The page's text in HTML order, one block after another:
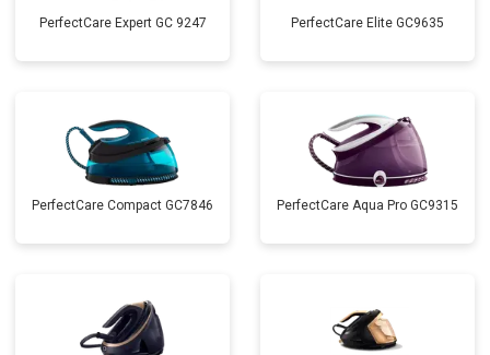
PerfectCare Expert GC 9247 PerfectCare Elite GC9635
PerfectCare Compact GC7846 PerfectCare Aqua Pro GC9315